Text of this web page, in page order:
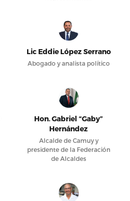
Lic Eddie López Serrano
Abogado y analista político
Hon. Gabriel “Gaby”
Hernández
Alcalde de Camuy y
presidente de la Federación
de Alcaldes